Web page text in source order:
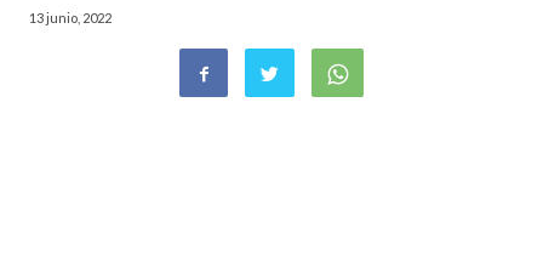
13 junio, 2022